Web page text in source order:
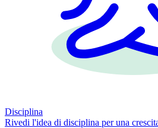
Disciplina
Rivedi l'idea di disciplina per una